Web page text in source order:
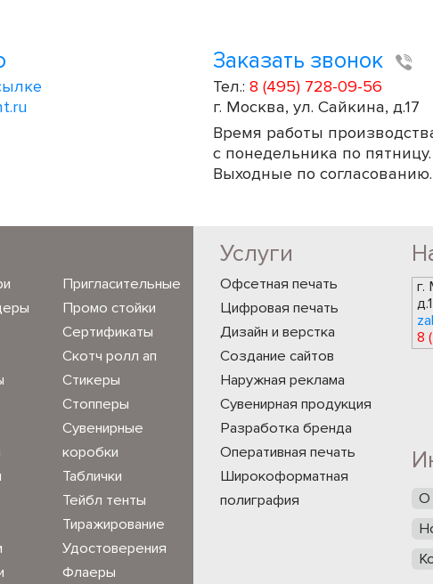
Заказать звонок
Тел.: 8 (495) 728-09-56
г. Москва, ул. Сайкина, д.17
Время работы
с понедельника по пятницу.
Выходные по согласованию.
Пригласительные
Промо стойки
Сертификаты
Скотч ролл ап
Стикеры
Стопперы
Сувенирные
коробки
Таблички
Тейбл тенты
Тиражирование
Удостоверения
Флаеры
Услуги
Офсетная печать
Цифровая печать
Дизайн и верстка
Создание сайтов
Наружная реклама
Сувенирная продукция
Разработка бренда
Оперативная печать
Широкоформатная
полиграфия
г.
8
О